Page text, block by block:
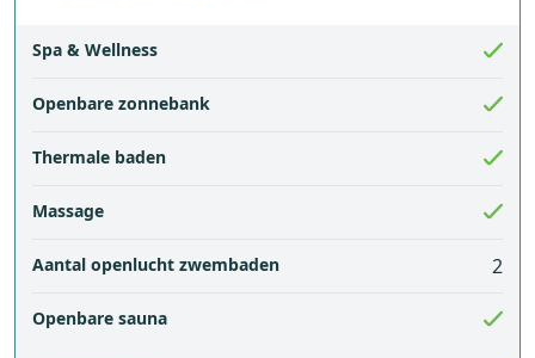
Spa & Wellness
Openbare zonnebank
Thermale baden
Massage
Aantal openlucht zwembaden 2
Openbare sauna